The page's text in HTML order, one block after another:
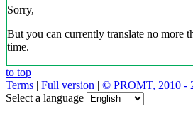
Sorry,
But you can currently translate no more
time.
to top
Terms | Full version | © PROMT, 2010 -
Select a language